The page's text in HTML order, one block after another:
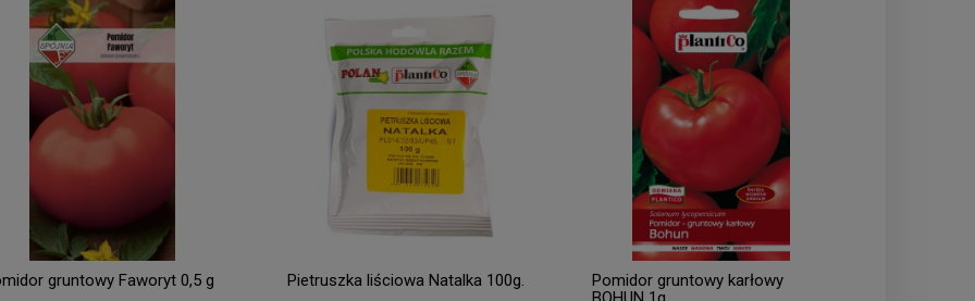
gruntowy Faworyt 0,5 g Pietruszka liściowa Natalka 100g.
Pomidor gruntowy karłowy